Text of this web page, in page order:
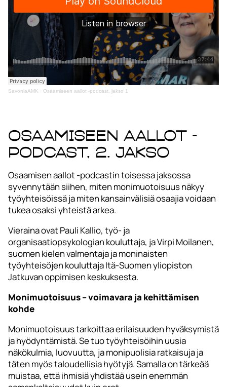
SavoniaAMK · Osaamiseen aallot -podcast, jakso 1
Osaamiseen aallot -
podcast, 2. jakso
Osaamisen aallot -podcastin toisessa jaksossa
syvennytään siihen, miten monimuotoisuus näkyy
työyhteisöissä ja miten kansainvälisiä osaajia voidaan
tukea osaksi yhteistä arkea.
Vieraina ovat Pauli Kallio, työ- ja
organisaatiopsykologian kouluttaja, ja Virpi Moilanen,
suomen kielen valmentaja ja moninaisten
työyhteisöjen kouluttaja Itä-Suomen yliopiston
Jatkuvan oppimisen keskuksesta.
Monimuotoisuus – voimavara ja kehittämisen
kohde
Monimuotoisuus tarkoittaa erilaisuuden hyväksymistä
ja hyödyntämistä. Se tuo työyhteisöihin uusia
näkökulmia, luovuutta, ja monipuolisia ratkaisuja ja
täten myös taloudellisia hyötyjä. Samalla on tärkeää
muistaa, että ihmisiä yhdistää usein enemmän